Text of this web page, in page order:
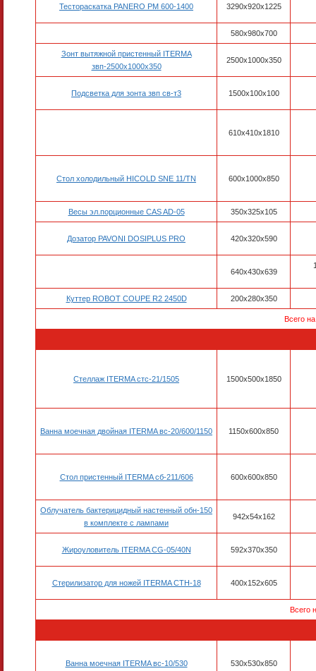
Тестораскатка PANERO PM 600-1400 3290х920х1225
580х980х700
Зонт вытяжной пристенный ITERMA
звп-2500х1000х350
2500х1000х350
Подсветка для зонта звп св-т3 1500х100х100
610х410х1810
Стол холодильный HICOLD SNE 11/TN 600х1000х850
Весы эл.порционные CAS AD-05 350х325х105
Дозатор PAVONI DOSIPLUS PRO 420х320х590
640x430x639
Куттер ROBOT COUPE R2 2450D 200x280x350
Всего
Стеллаж ITERMA стс-21/1505 1500х500х1850
Ванна моечная двойная ITERMA вс-20/600/1150 1150х600х850
Стол пристенный ITERMA сб-211/606 600х600х850
Облучатель бактерицидный настенный обн-150
в комплекте с лампами
942х54х162
Жироуловитель ITERMA CG-05/40N 592х370х350
Стерилизатор для ножей ITERMA СТН-18 400х152х605
Всего
Ванна моечная ITERMA вс-10/530 530х530х850